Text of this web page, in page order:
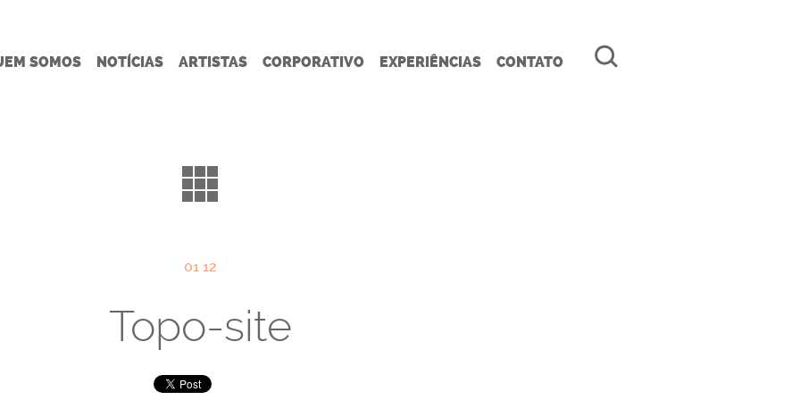
SOMOS NOTÍCIAS ARTISTAS CORPORATIVO EXPERIÊNCIAS CONTATO
01 12
Topo-site